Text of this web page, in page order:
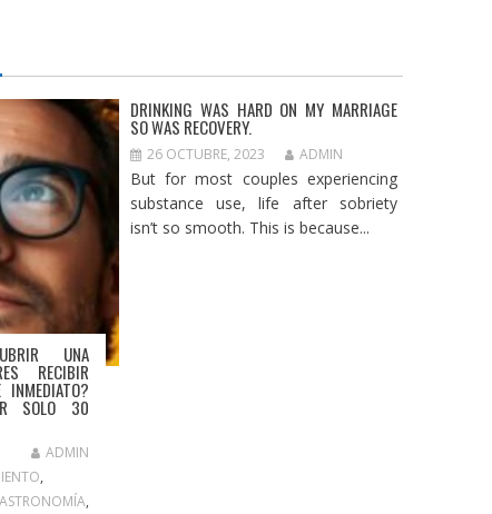
UNA
RECIBIR
INMEDIATO?
SOLO 30
ADMIN
,
,
DRINKING WAS HARD ON MY MARRIAGE
SO WAS RECOVERY.
26 OCTUBRE, 2023 ADMIN
But for most couples experiencing
substance use, life after sobriety
isn’t so smooth. This is because...